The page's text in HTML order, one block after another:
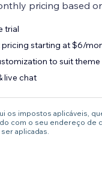
pricing based
trial
starting at $6/
to suit theme
live chat
os impostos aplicáveis,
com o seu endereço de
aplicadas.